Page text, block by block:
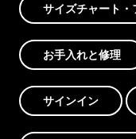
サイズチャート・
お手入れと修理
サインイン